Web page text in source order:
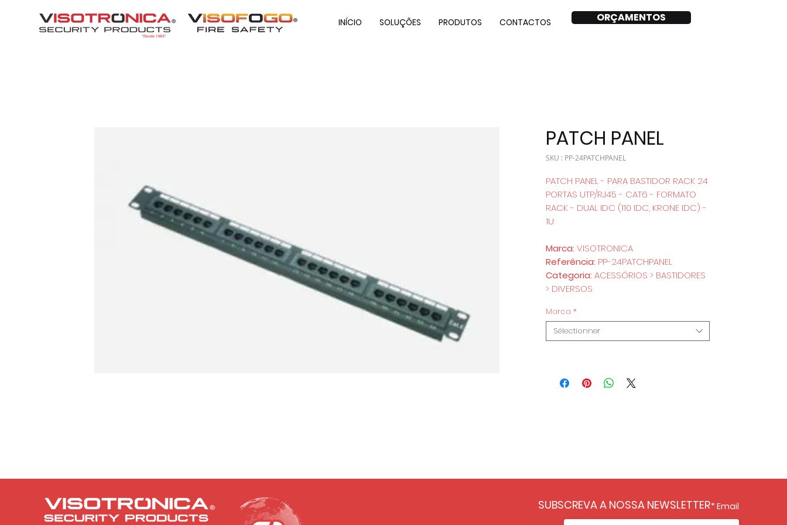
INÍCIO SOLUÇÕES PRODUTOS CONTACTOS ORÇAMENTOS
PATCH PANEL
SKU : PP-24PATCHPANEL
PATCH PANEL - PARA BASTIDOR RACK 24
PORTAS UTP/RJ45 - CAT6 - FORMATO
RACK - DUAL IDC (110 IDC, KRONE IDC) -
1U
Marca: VISOTRONICA
Referência: PP-24PATCHPANEL
Categoria: ACESSÓRIOS > BASTIDORES
> DIVERSOS
Marca *
Sélectionner
SUBSCREVA A NOSSA NEWSLETTER Email